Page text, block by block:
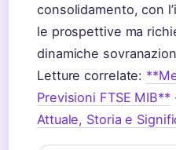
consolidamento, con
le prospettive ma
dinamiche
Letture correlate:
Previsioni FTSE MIB**
Attuale, Storia e